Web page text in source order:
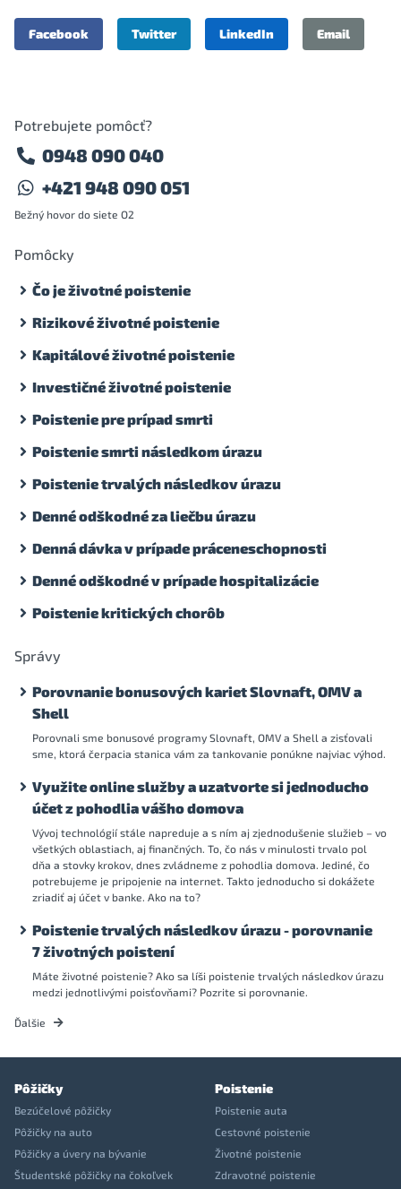
Facebook Twitter LinkedIn Email
Potrebujete pomôcť?
0948 090 040
+421 948 090 051
Bežný hovor do siete O2
Pomôcky
Čo je životné poistenie
Rizikové životné poistenie
Kapitálové životné poistenie
Investičné životné poistenie
Poistenie pre prípad smrti
Poistenie smrti následkom úrazu
Poistenie trvalých následkov úrazu
Denné odškodné za liečbu úrazu
Denná dávka v prípade práceneschopnosti
Denné odškodné v prípade hospitalizácie
Poistenie kritických chorôb
Správy
Porovnanie bonusových kariet Slovnaft, OMV a
Shell
Porovnali sme bonusové programy Slovnaft, OMV a Shell a zisťovali
sme, ktorá čerpacia stanica vám za tankovanie ponúkne najviac výhod.
Využite online služby a uzatvorte si jednoducho
účet z pohodlia vášho domova
Vývoj technológií stále napreduje a s ním aj zjednodušenie služieb – vo
všetkých oblastiach, aj finančných. To, čo nás v minulosti trvalo pol
dňa a stovky krokov, dnes zvládneme z pohodlia domova. Jediné, čo
potrebujeme je pripojenie na internet. Takto jednoducho si dokážete
zriadiť aj účet v banke. Ako na to?
Poistenie trvalých následkov úrazu - porovnanie
7 životných poistení
Máte životné poistenie? Ako sa líši poistenie trvalých následkov úrazu
medzi jednotlivými poisťovňami? Pozrite si porovnanie.
Ďalšie
Pôžičky
Bezúčelové pôžičky
Pôžičky na auto
Pôžičky a úvery na bývanie
Študentské pôžičky na čokoľvek
Poistenie
Poistenie auta
Cestovné poistenie
Životné poistenie
Zdravotné poistenie